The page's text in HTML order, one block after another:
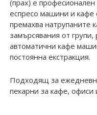
(прах) е професионален
еспресо машини и кафе
премахва натрупаните
замърсявания от
автоматични кафе
постоянна екстракция.
Подходящ за
пекарни за кафе,